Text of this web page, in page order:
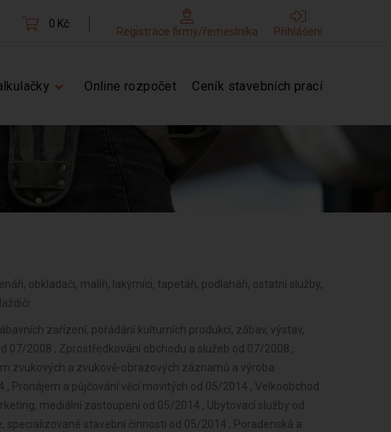
0 Kč
Registrace firmy/řemeslníka Přihlášení
Online rozpočet Ceník stavebních prací
obkladači, malíři, lakýrníci, tapetáři, podlaháři, ostatní služby,
zařízení, pořádání kulturních produkcí, zábav, výstav,
07/2008 , Zprostředkování obchodu a služeb od 07/2008 ,
zvukových a zvukově-obrazových záznamů a výroba
Pronájem a půjčování věcí movitých od 05/2014 , Velkoobchod
mediální zastoupení od 05/2014 , Ubytovací služby od
specializované stavební činnosti od 05/2014 , Poradenská a